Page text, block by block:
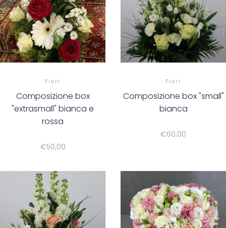
Fiori
Composizione box
"extrasmall" bianca e
rossa
€50,00
Fiori
Composizione box "small"
bianca
€60,00